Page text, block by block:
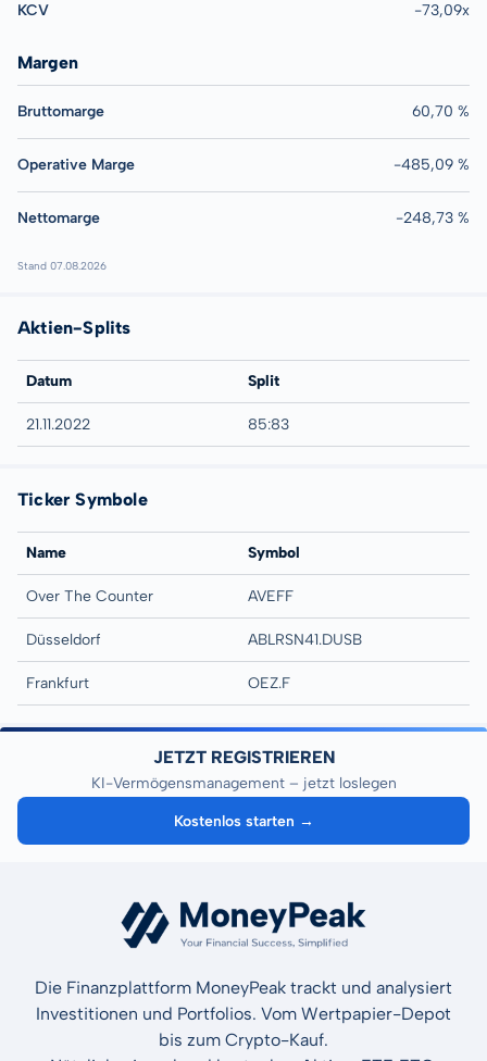
KCV -73,09x
Margen
Bruttomarge 60,70 %
Operative Marge -485,09 %
Nettomarge -248,73 %
Stand 07.08.2026
Aktien-Splits
Datum Split
21.11.2022 85:83
Ticker Symbole
Name Symbol
Over The Counter AVEFF
Düsseldorf ABLRSN41.DUSB
Frankfurt OEZ.F
JETZT REGISTRIEREN
KI-Vermögensmanagement – jetzt loslegen
Kostenlos starten →
Die Finanzplattform MoneyPeak trackt und analysiert
Investitionen und Portfolios. Vom Wertpapier-Depot
bis zum Crypto-Kauf.